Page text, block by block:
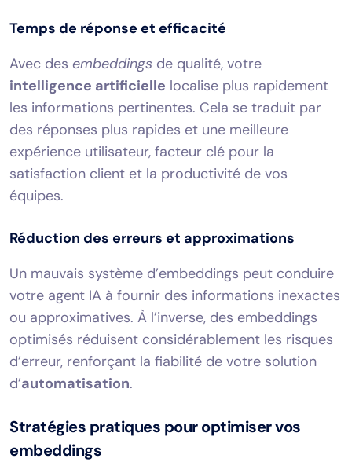
Temps de réponse et efficacité
Avec des embeddings de qualité, votre
intelligence artificielle localise plus rapidement
les informations pertinentes. Cela se traduit par
des réponses plus rapides et une meilleure
expérience utilisateur, facteur clé pour la
satisfaction client et la productivité de vos
équipes.
Réduction des erreurs et approximations
Un mauvais système d’embeddings peut conduire
votre agent IA à fournir des informations inexactes
ou approximatives. À l’inverse, des embeddings
optimisés réduisent considérablement les risques
d’erreur, renforçant la fiabilité de votre solution
d’automatisation.
Stratégies pratiques pour optimiser vos
embeddings